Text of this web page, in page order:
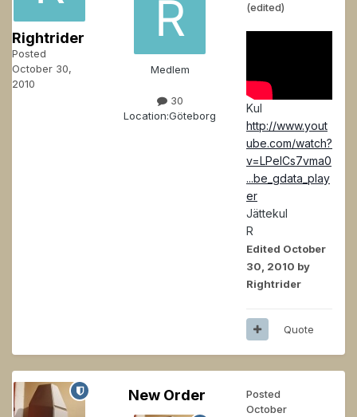
Rightrider
Posted
October 30,
2010
Medlem
30
Location:Göteborg
(edited)
Kul
http://www.yout
ube.com/watch?
v=LPelCs7vma0
...be_gdata_play
er
Jättekul
R
Edited October
30, 2010 by
Rightrider
Quote
New Order
Posted
October